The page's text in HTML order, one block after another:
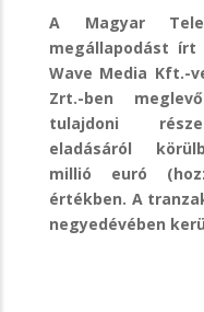
A Magyar
megállapodást írt
Wave Media Kft.-
Zrt.-ben
tulajdoni
eladásáról
millió euró
értékben. A
negyedévében